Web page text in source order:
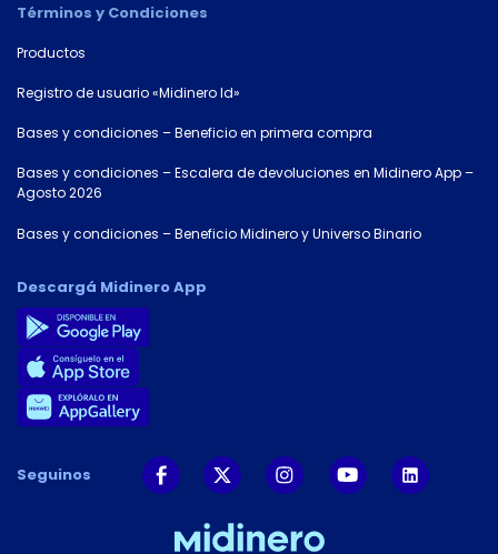
Términos y Condiciones
Productos
Registro de usuario «Midinero Id»
Bases y condiciones – Beneficio en primera compra
Bases y condiciones – Escalera de devoluciones en Midinero App –
Agosto 2026
Bases y condiciones – Beneficio Midinero y Universo Binario
Descargá Midinero App
Seguinos